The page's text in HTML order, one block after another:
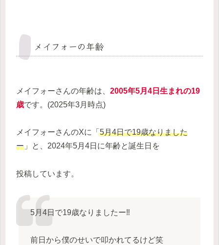
メイフォーの年齢
メイフォーさんの年齢は、 2005年5月4日生まれの19
歳です。(2025年3月時点)
メイフォーさんのXに「 5月4日で19歳なりました
ー 」と、2024年5月4日に年齢と誕生日を
投稿しています。
5月4日で19歳なりましたー‼️
前日から僕のせいで叩かれてるけど笑